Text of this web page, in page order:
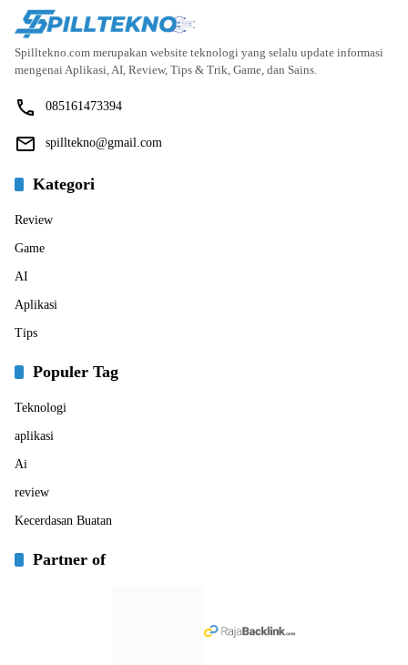
Spilltekno.com merupakan website teknologi yang selalu update informasi
mengenai Aplikasi, AI, Review, Tips & Trik, Game, dan Sains.
085161473394
spilltekno@gmail.com
Kategori
Review
Game
AI
Aplikasi
Tips
Populer Tag
Teknologi
aplikasi
Ai
review
Kecerdasan Buatan
Partner of